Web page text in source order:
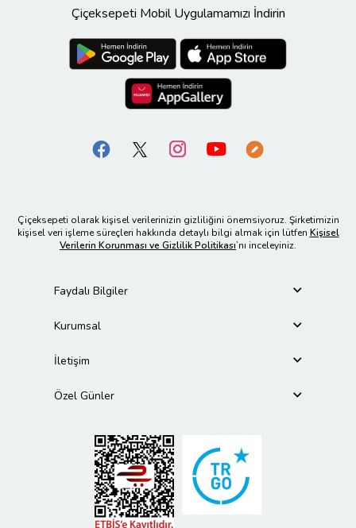
Çiçeksepeti Mobil Uygulamamızı İndirin
Çiçeksepeti olarak kişisel verilerinizin gizliliğini önemsiyoruz. Şirketimizin
kişisel veri işleme süreçleri hakkında detaylı bilgi almak için lütfen Kişisel
Verilerin Korunması ve Gizlilik Politikası’nı inceleyiniz.
Faydalı Bilgiler
Kurumsal
İletişim
Özel Günler